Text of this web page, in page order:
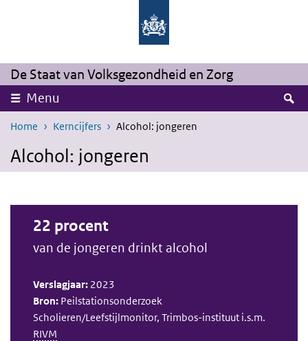
Overslaan en naar de inhoud gaan
De Staat van Volksgezondheid en Zorg
Menu
Home Kerncijfers Alcohol: jongeren
Alcohol: jongeren
22 procent
van de jongeren drinkt alcohol
Verslagjaar: 2023
Bron: Peilstationsonderzoek
Scholieren/Leefstijlmonitor, Trimbos-instituut i.s.m.
RIVM